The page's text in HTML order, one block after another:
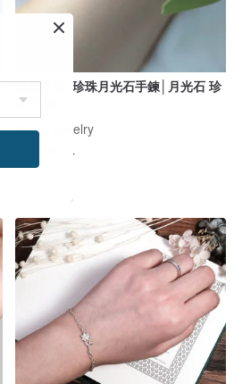
溫婉之美_珍珠月光石手鍊│月光石 珍
珠 手鍊
JieJie Jewelry
US$ 83.74